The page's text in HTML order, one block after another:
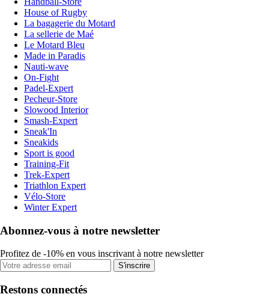
House of Rugby
La bagagerie du Motard
La sellerie de Maé
Le Motard Bleu
Made in Paradis
Nauti-wave
On-Fight
Padel-Expert
Pecheur-Store
Slowood Interior
Smash-Expert
Sneak'In
Sneakids
Sport is good
Training-Fit
Trek-Expert
Triathlon Expert
Vélo-Store
Winter Expert
Abonnez-vous à notre newsletter
Profitez de -10% en vous inscrivant à notre newsletter
S'inscrire
Restons connectés